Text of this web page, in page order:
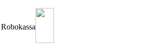
Robokassa